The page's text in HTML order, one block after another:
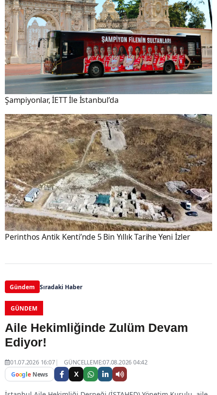
Şampiyonlar, İETT İle İstanbul’da
Perinthos Antik Kenti’nde 5 Bin Yıllık Tarihe Yeni İzler
Gündem Sıradaki Haber
GÜNDEM
Aile Hekimliğinde Zulüm Devam
Ediyor!
01.07.2026 16:07
GÜNCELLEME:07.08.2026 04:42
Google News X